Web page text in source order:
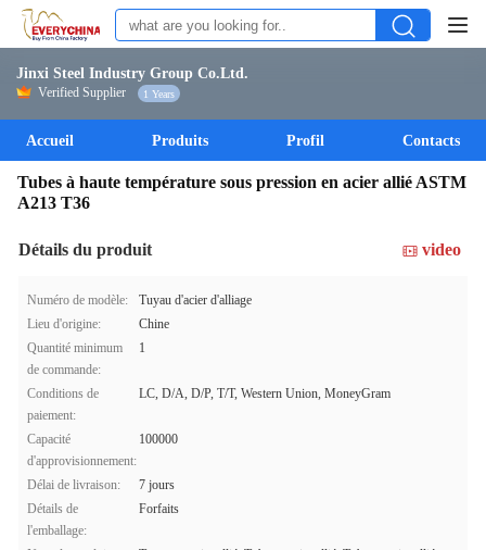
Jinxi Steel Industry Group Co.Ltd.
Verified Supplier 1 Years
Accueil Produits Profil Contacts
Tubes à haute température sous pression en acier allié ASTM
A213 T36
Détails du produit video
Numéro de modèle:
Tuyau d'acier d'alliage
Lieu d'origine:
Chine
Quantité minimum
de commande:
1
Conditions de
paiement:
LC, D/A, D/P, T/T, Western Union, MoneyGram
Capacité
d'approvisionnement:
100000
Délai de livraison:
7 jours
Détails de
l'emballage:
Forfaits